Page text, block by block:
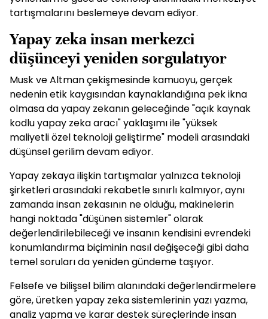
tartışmalarını beslemeye devam ediyor.
Yapay zeka insan merkezci
düşünceyi yeniden sorgulatıyor
Musk ve Altman çekişmesinde kamuoyu, gerçek
nedenin etik kaygısından kaynaklandığına pek ikna
olmasa da yapay zekanın geleceğinde "açık kaynak
kodlu yapay zeka aracı" yaklaşımı ile "yüksek
maliyetli özel teknoloji geliştirme" modeli arasındaki
düşünsel gerilim devam ediyor.
Yapay zekaya ilişkin tartışmalar yalnızca teknoloji
şirketleri arasındaki rekabetle sınırlı kalmıyor, aynı
zamanda insan zekasının ne olduğu, makinelerin
hangi noktada "düşünen sistemler" olarak
değerlendirilebileceği ve insanın kendisini evrendeki
konumlandırma biçiminin nasıl değişeceği gibi daha
temel soruları da yeniden gündeme taşıyor.
Felsefe ve bilişsel bilim alanındaki değerlendirmelere
göre, üretken yapay zeka sistemlerinin yazı yazma,
analiz yapma ve karar destek süreçlerinde insan